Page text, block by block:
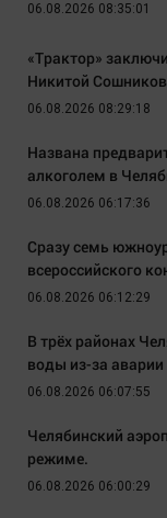
06.08.2026 08:35:01
«Трактор»
Никитой
06.08.2026 08:29:18
Названа
алкоголем в
06.08.2026 06:17:36
Сразу семь
всероссийского
06.08.2026 06:12:29
В трёх районах
воды из-за
06.08.2026 06:07:55
Челябинский
режиме.
06.08.2026 06:00:29